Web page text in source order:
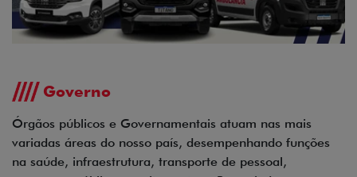
Governo
Órgãos públicos e Governamentais atuam nas mais
variadas áreas do nosso país, desempenhando funções
na saúde, infraestrutura, transporte de pessoal,